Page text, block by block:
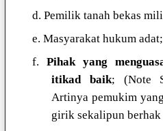
d. Pemilik tanah bekas
e. Masyarakat hukum adat;
f. Pihak yang
itikad baik; (Note
Artinya pemukim
girik sekalipun